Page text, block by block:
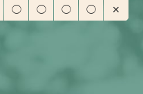
◯ ◯ ◯ ◯ ✕